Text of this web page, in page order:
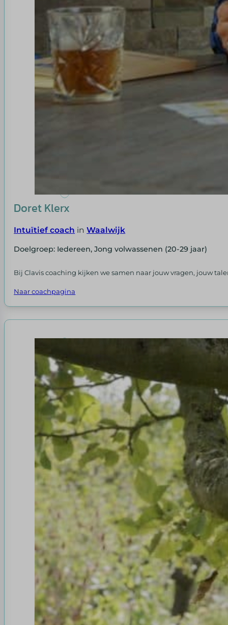
Doret Klerx
Intuïtief coach inWaalwijk
Doelgroep: Iedereen, Jong volwassenen (20-29 jaar)
Bij Clavis coaching kijken we samen naar jouw vragen, jouw
Naar coachpagina